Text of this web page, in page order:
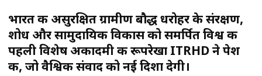
भारत की असुरक्षित ग्रामीण बौद्ध धरोहर के संरक्षण,
शोध और सामुदायिक विकास को समर्पित विश्व की
पहली विशेष अकादमी की रूपरेखा ITRHD ने पेश
की, जो वैश्विक संवाद को नई दिशा देगी।